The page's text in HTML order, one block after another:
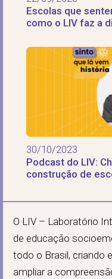
Escolas que
como o LIV faz a
30/10/2023
Podcast do LIV:
construção de
O LIV – Laboratório
de educação
todo o Brasil, criando
ampliar a